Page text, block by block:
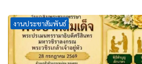
งานประชาสัมพันธ์